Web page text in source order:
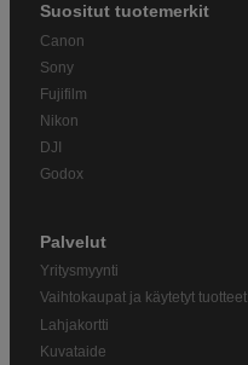
Suositut tuotemerkit
Canon
Sony
Fujifilm
Nikon
DJI
Godox
Palvelut
Yritysmyynti
Vaihtokaupat ja käytetyt tuotteet
Lahjakortti
Kuvataide